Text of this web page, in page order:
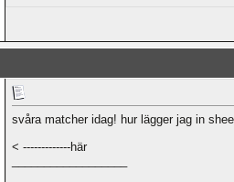
svåra matcher idag! hur lägger jag in
< -------------här